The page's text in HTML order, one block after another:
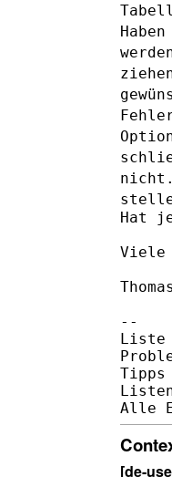
Hat
Viele
Thomas
--
Liste
[de-